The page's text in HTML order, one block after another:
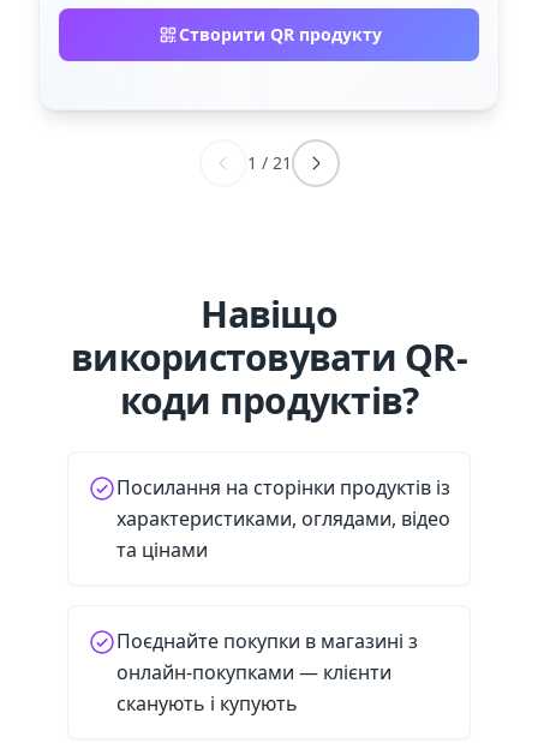
Створити QR продукту
1 / 21
Навіщо
використовувати QR-
коди продуктів?
Посилання на сторінки продуктів із
характеристиками, оглядами, відео
та цінами
Поєднайте покупки в магазині з
онлайн-покупками — клієнти
сканують і купують